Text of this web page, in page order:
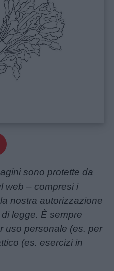
sono protette da
web – compresi i
nostra autorizzazione
legge. È sempre
uso personale (es. per
(es. esercizi in